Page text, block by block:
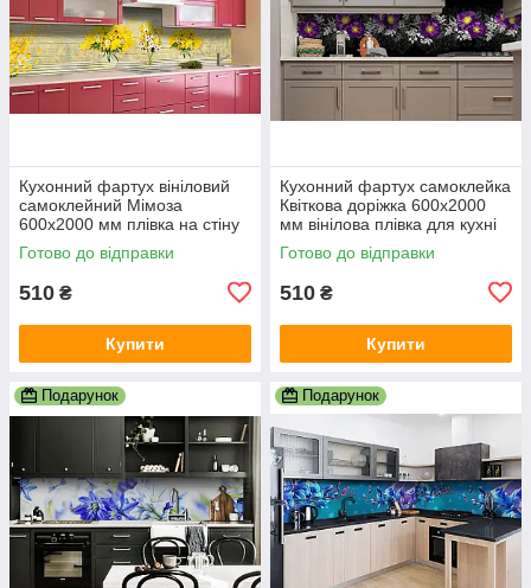
Кухонний фартух вініловий
самоклейний Мімоза
600х2000 мм плівка на стіну
Happy Pocket Z181507
Готово до відправки
510 ₴
Купити
Кухонний фартух самоклейка
Квіткова доріжка 600х2000
мм вінілова плівка для кухні
Happy Pocket Z182396
Готово до відправки
510 ₴
Купити
Подарунок Подарунок